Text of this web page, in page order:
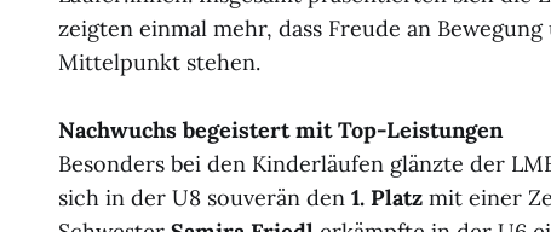
zeigten einmal mehr, dass Freude an
Mittelpunkt stehen.
Nachwuchs begeistert mit Top-Leistungen
Besonders bei den Kinderläufen glänzte der
sich in der U8 souverän den 1. Platz mit einer